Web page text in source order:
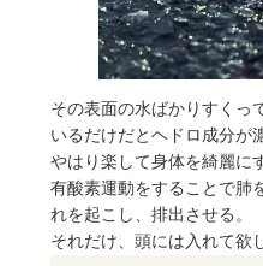
その表面の水ばかりすくっ
いるだけだとヘドロ成分が
やはり楽して身体を綺麗に
有酸素運動をすることで肺
れを起こし、排出させる。
それだけ、頭には入れて欲